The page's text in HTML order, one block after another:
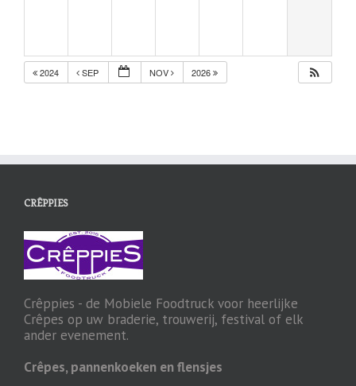
2024 SEP NOV 2026
CRÊPPIES
Crêppies - de Mobiele Foodtruck voor heerlijke
Crêpes op uw braderie, trouwerij, festival of elk
ander evenement.
Crêpes, pannenkoeken en flensjes